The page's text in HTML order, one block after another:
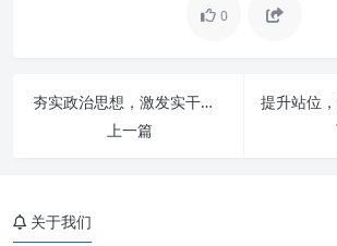
0
夯实政治思想，激发实干担当，实现效率跃升：新时代发展的三大核心要素
上一篇
老干部工作的时代
位关爱体系
关于我们